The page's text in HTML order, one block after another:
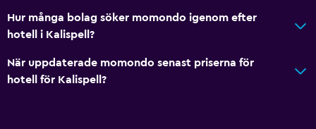
Hur många bolag söker momondo igenom efter
hotell i Kalispell?
När uppdaterade momondo senast priserna för
hotell för Kalispell?